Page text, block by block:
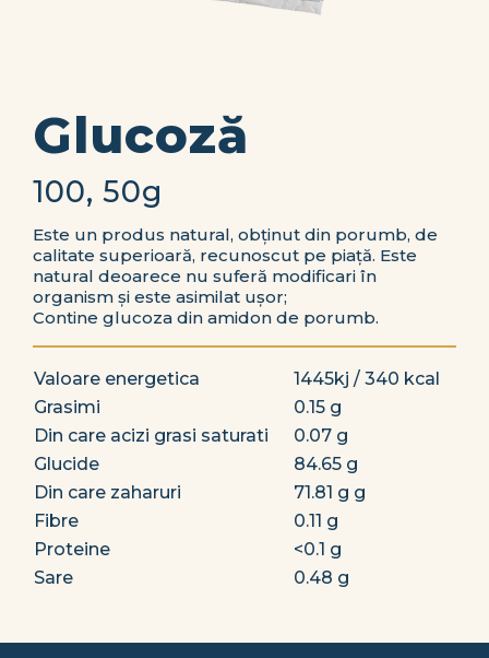
Glucoză
100, 50g
Este un produs natural, obținut din porumb, de
calitate superioară, recunoscut pe piață. Este
natural deoarece nu suferă modificari în
organism și este asimilat ușor;
Contine glucoza din amidon de porumb.
Valoare energetica
1445kj / 340 kcal
Grasimi
0.15 g
Din care acizi grasi saturati
0.07 g
Glucide
84.65 g
Din care zaharuri
71.81 g g
Fibre
0.11 g
Proteine
<0.1 g
Sare
0.48 g